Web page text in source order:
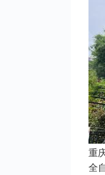
重
全